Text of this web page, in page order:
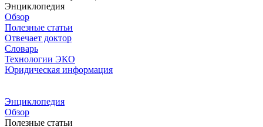
Энциклопедия
Обзор
Полезные статьи
Отвечает доктор
Словарь
Технологии ЭКО
Юридическая информация
Энциклопедия
Обзор
Полезные статьи